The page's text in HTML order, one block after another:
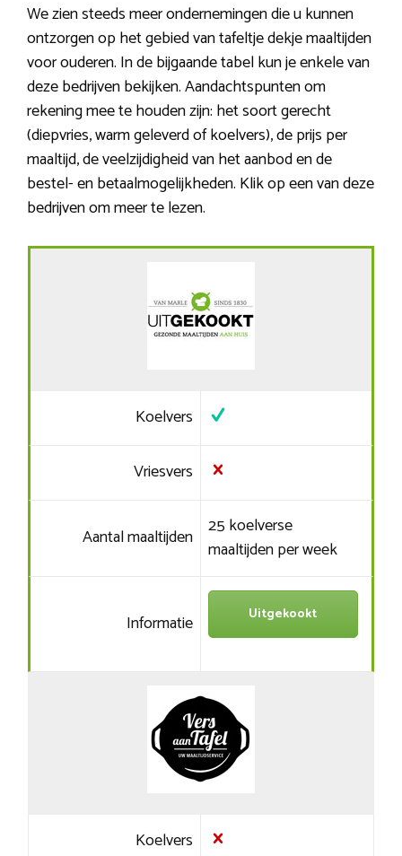
We zien steeds meer ondernemingen die u kunnen
ontzorgen op het gebied van tafeltje dekje maaltijden
voor ouderen. In de bijgaande tabel kun je enkele van
deze bedrijven bekijken. Aandachtspunten om
rekening mee te houden zijn: het soort gerecht
(diepvries, warm geleverd of koelvers), de prijs per
maaltijd, de veelzijdigheid van het aanbod en de
bestel- en betaalmogelijkheden. Klik op een van deze
bedrijven om meer te lezen.
Koelvers
Vriesvers
Aantal maaltijden 25 koelverse
maaltijden per week
Informatie Uitgekookt
Koelvers